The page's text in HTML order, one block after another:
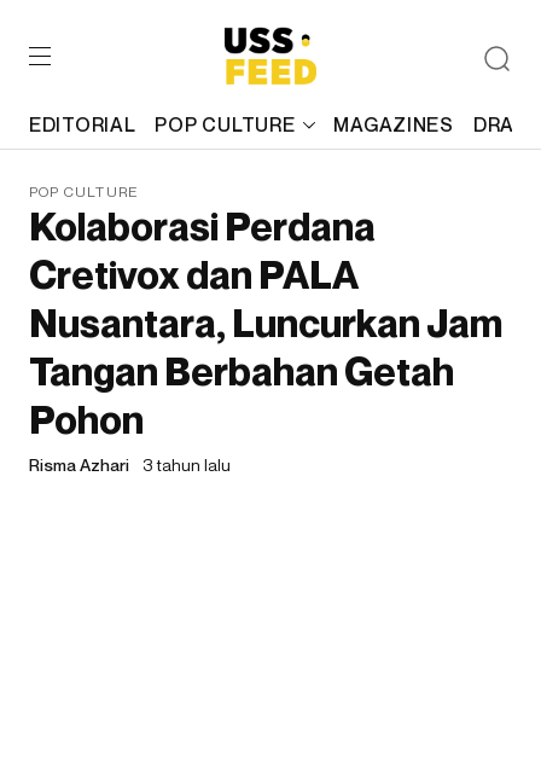
EDITORIAL POP CULTURE MAGAZINES
POP CULTURE
Kolaborasi Perdana
Cretivox dan PALA
Nusantara, Luncurkan Jam
Tangan Berbahan Getah
Pohon
Risma Azhari 3 tahun lalu